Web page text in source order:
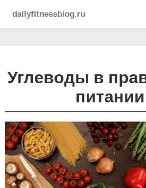
dailyfitnessblog.ru
Углеводы в
питании